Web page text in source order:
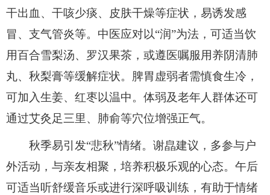
干出血、干咳少痰、皮肤干燥等症状，易诱发感
冒、支气管炎等。中医应对以“润”为法，可适当饮
用百合雪梨汤、罗汉果茶，或遵医嘱服用养阴清肺
丸、秋梨膏等缓解症状。脾胃虚弱者需慎食生冷，
可加入生姜、红枣以温中。体弱及老年人群体还可
通过艾灸足三里、肺俞等穴位增强正气。
秋季易引发“悲秋”情绪。谢皛建议，多参与户
外活动，与亲友相聚，培养积极乐观的心态。午后
可适当听舒缓音乐或进行深呼吸训练，有助于情绪